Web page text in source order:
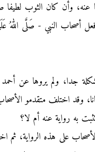
عنه، وأن كان الثوب لطيفا
أصحاب النبي - صَلَّى اللهُ
جدا، ولم يروها عن
وقد اختلف متقدمو
به رواية عنه أم لا؟
على هذه الرواية، ثم